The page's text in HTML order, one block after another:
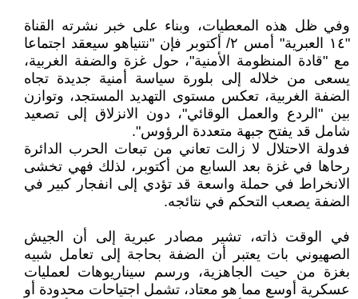
وفي ظل هذه المعطيات، وبناء على خبر نشرته القناة
"١٤ العبرية" أمس ٢/ أكتوبر فإن "نتنياهو سيعقد اجتماعا
مع "قادة المنظومة الأمنية"، حول غزة والضفة الغربية،
يسعى من خلاله إلى بلورة سياسة أمنية جديدة تجاه
الضفة الغربية، تعكس مستوى التهديد المستجد، وتوازن
بين "الردع والعمل الوقائي"، دون الانزلاق إلى تصعيد
شامل قد يفتح جبهة متعددة الرؤوس".
فدولة الاحتلال لا زالت تعاني من تبعات الحرب الدائرة
رحاها في غزة بعد السابع من أكتوبر، لذلك فهي تخشى
الانخراط في حملة واسعة قد تؤدي إلى انفجار كبير في
الضفة يصعب التحكم في نتائجه.
في الوقت ذاته، تشير مصادر عبرية إلى أن الجيش
الصهيوني بات يعتبر أن الضفة بحاجة إلى تعامل شبيه
بغزة من حيت الجاهزية، ورسم سيناريوهات لعمليات
عسكرية أوسع مما هو معتاد، تشمل اجتياحات محدودة أو